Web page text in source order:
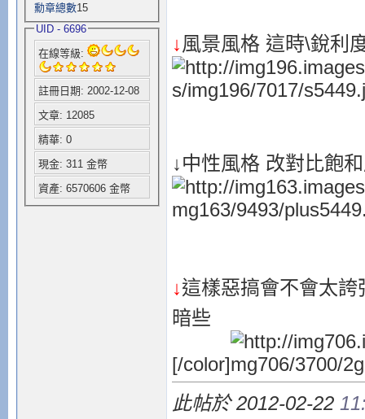
勳章總數15
UID - 6696
在線等級:
註冊日期: 2002-12-08
文章: 12085
精華: 0
現金: 311 金幣
資產: 6570606 金幣
↓風景風格 這時\銳利
↓中性風格 改對比飽
↓這樣惡搞會不會太誇
暗些
[/color]
此帖於 2012-02-22